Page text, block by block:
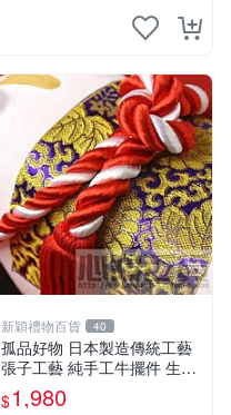
新穎禮物百貨 40
孤品好物 日本製造傳統工藝
張子工藝 純手工牛擺件 生肖
丑牛擺設
$1,980